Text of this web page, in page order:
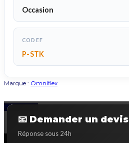
Occasion
CODEF
P-STK
Marque : Omniflex
📧 Demander un devis
Réponse sous 24h
Back to Top